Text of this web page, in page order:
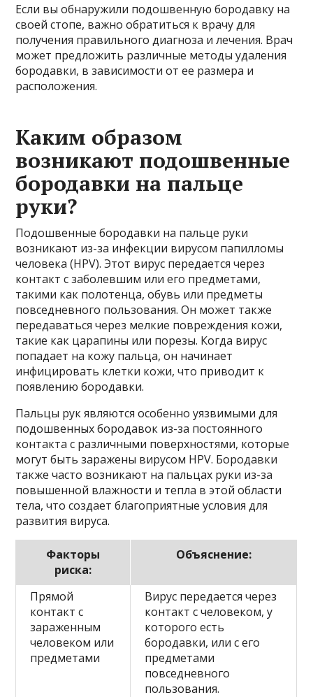
Если вы обнаружили подошвенную бородавку на
своей стопе, важно обратиться к врачу для
получения правильного диагноза и лечения. Врач
может предложить различные методы удаления
бородавки, в зависимости от ее размера и
расположения.
Каким образом
возникают подошвенные
бородавки на пальце
руки?
Подошвенные бородавки на пальце руки
возникают из-за инфекции вирусом папилломы
человека (HPV). Этот вирус передается через
контакт с заболевшим или его предметами,
такими как полотенца, обувь или предметы
повседневного пользования. Он может также
передаваться через мелкие повреждения кожи,
такие как царапины или порезы. Когда вирус
попадает на кожу пальца, он начинает
инфицировать клетки кожи, что приводит к
появлению бородавки.
Пальцы рук являются особенно уязвимыми для
подошвенных бородавок из-за постоянного
контакта с различными поверхностями, которые
могут быть заражены вирусом HPV. Бородавки
также часто возникают на пальцах руки из-за
повышенной влажности и тепла в этой области
тела, что создает благоприятные условия для
развития вируса.
Факторы
риска:
Объяснение:
Прямой
контакт с
зараженным
человеком или
предметами
Вирус передается через
контакт с человеком, у
которого есть
бородавки, или с его
предметами
повседневного
пользования.